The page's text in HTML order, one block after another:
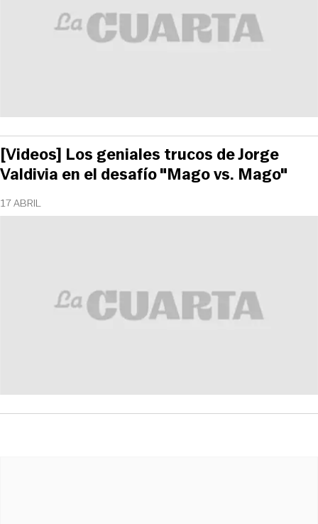
17 ABRIL
[Videos] Los geniales trucos de Jorge
Valdivia en el desafío "Mago vs. Mago"